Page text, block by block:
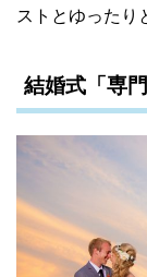
ストとゆったり
結婚式「専